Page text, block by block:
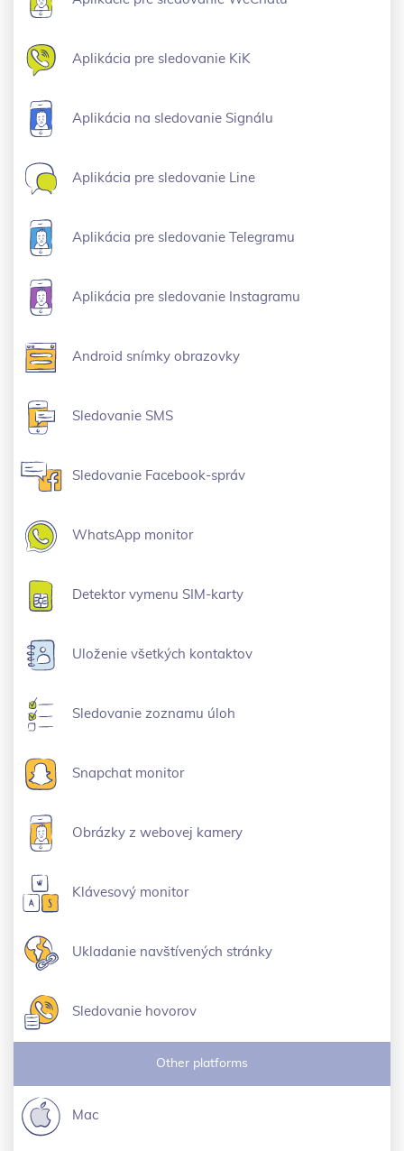
Aplikácia pre sledovanie KiK
Aplikácia na sledovanie Signálu
Aplikácia pre sledovanie Line
Aplikácia pre sledovanie Telegramu
Aplikácia pre sledovanie Instagramu
Android snímky obrazovky
Sledovanie SMS
Sledovanie Facebook-správ
WhatsApp monitor
Detektor vymenu SIM-karty
Uloženie všetkých kontaktov
Sledovanie zoznamu úloh
Snapchat monitor
Obrázky z webovej kamery
Klávesový monitor
Ukladanie navštívených stránky
Sledovanie hovorov
Other platforms
Mac